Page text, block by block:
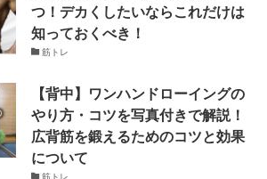
つ！デカくしたいならこれだけは
知っておくべき！
筋トレ
【背中】ワンハンドローイングの
やり方・コツを写真付きで解説！
広背筋を鍛えるためのコツと効果
について